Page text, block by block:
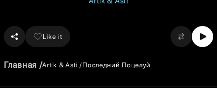
Like it
Главная Artik & Asti Последний Поцелуй